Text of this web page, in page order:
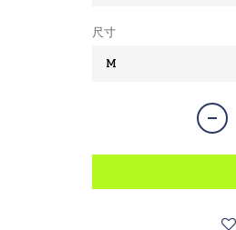
尺寸